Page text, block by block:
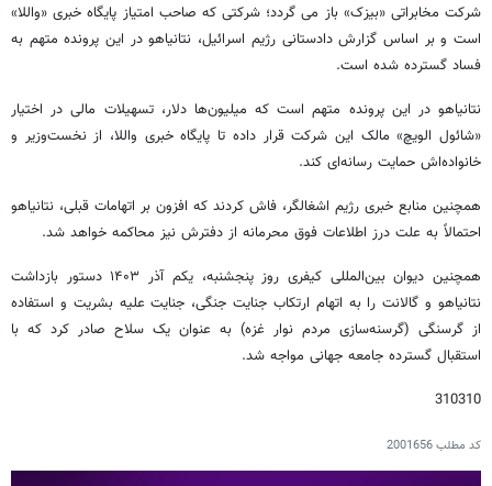
شرکت مخابراتی «بیزک» باز می گردد؛ شرکتی که صاحب امتیاز پایگاه خبری «واللا»
است و بر اساس گزارش دادستانی رژیم اسرائیل، نتانیاهو در این پرونده متهم به
فساد گسترده شده است.
نتانیاهو در این پرونده متهم است که میلیون‌ها دلار، تسهیلات مالی در اختیار
«شائول الویچ» مالک این شرکت قرار داده تا پایگاه خبری واللا، از نخست‌وزیر و
خانواده‌اش حمایت رسانه‌ای کند.
همچنین منابع خبری رژیم اشغالگر، فاش کردند که افزون بر اتهامات قبلی، نتانیاهو
احتمالاً به علت درز اطلاعات فوق محرمانه از دفترش نیز محاکمه خواهد شد.
همچنین دیوان بین‌المللی کیفری روز پنجشنبه، یکم آذر ۱۴۰۳ دستور بازداشت
نتانیاهو و گالانت را به اتهام ارتکاب جنایت جنگی، جنایت علیه بشریت و استفاده
از گرسنگی (گرسنه‌سازی مردم نوار غزه) به عنوان یک سلاح صادر کرد که با
استقبال گسترده جامعه جهانی مواجه شد.
310310
کد مطلب2001656